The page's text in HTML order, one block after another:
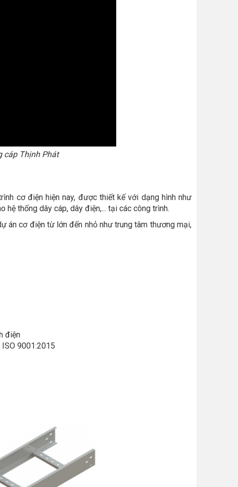
cáp Thịnh Phát
cơ điện hiện nay, được thiết kế với dạng hình như
hệ thống dây cáp, dây điện,... tại các công trình.
án cơ điện từ lớn đến nhỏ như trung tâm thương mại,
điện
9001:2015